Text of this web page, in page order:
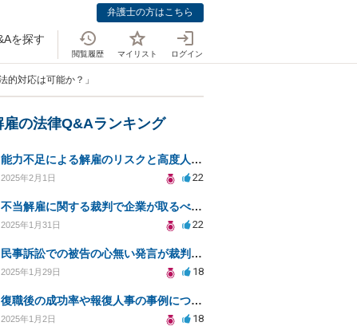
弁護士の方はこちら
を探す
閲覧履歴 マイリスト ログイン
的対応は可能か？」
雇の法律Q&Aランキング
能力不足による解雇のリスクと高度人材採用の注意点とは？
2025年2月1日 22
不当解雇に関する裁判で企業が取るべき対応とは？
2025年1月31日 22
民事訴訟での被告の心無い発言が裁判に与える影響は？
2025年1月29日 18
復職後の成功率や報復人事の事例について教えてください
2025年1月2日 18